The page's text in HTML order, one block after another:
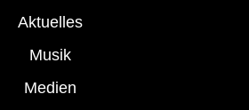
Aktuelles
Musik
Medien